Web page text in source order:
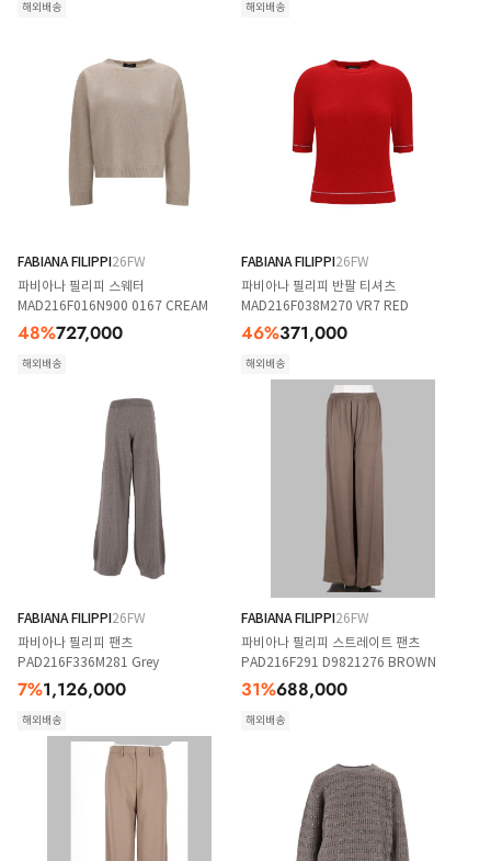
해외배송 해외배송
FABIANA FILIPPI26FW
파비아나 필리피 스웨터
MAD216F016N900 0167 CREAM
48%727,000
해외배송
FABIANA FILIPPI26FW
파비아나 필리피 반팔 티셔츠
MAD216F038M270 VR7 RED
46%371,000
해외배송
FABIANA FILIPPI26FW
파비아나 필리피 팬츠
PAD216F336M281 Grey
7%1,126,000
해외배송
FABIANA FILIPPI26FW
파비아나 필리피 스트레이트 팬츠
PAD216F291 D9821276 BROWN
31%688,000
해외배송